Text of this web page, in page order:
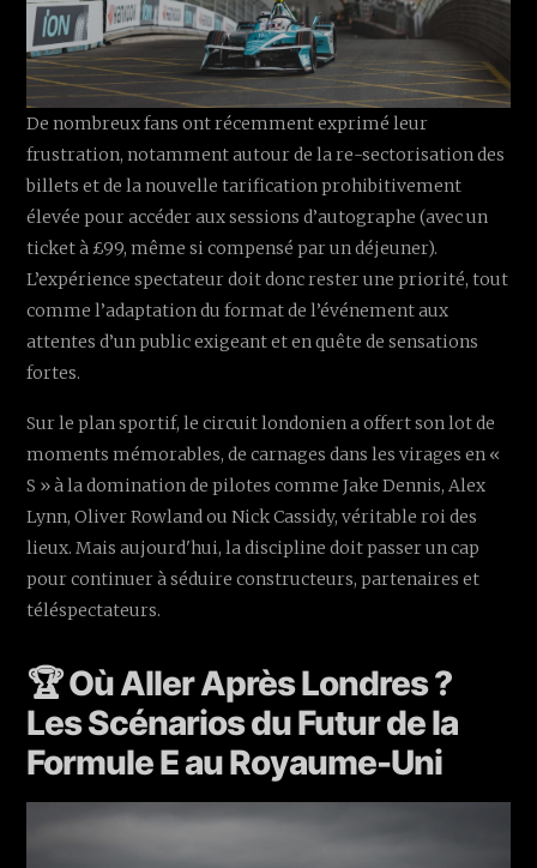
De nombreux fans ont récemment exprimé leur
frustration, notamment autour de la re-sectorisation des
billets et de la nouvelle tarification prohibitivement
élevée pour accéder aux sessions d’autographe (avec un
ticket à £99, même si compensé par un déjeuner).
L’expérience spectateur doit donc rester une priorité, tout
comme l’adaptation du format de l’événement aux
attentes d’un public exigeant et en quête de sensations
fortes.
Sur le plan sportif, le circuit londonien a offert son lot de
moments mémorables, de carnages dans les virages en «
S » à la domination de pilotes comme Jake Dennis, Alex
Lynn, Oliver Rowland ou Nick Cassidy, véritable roi des
lieux. Mais aujourd'hui, la discipline doit passer un cap
pour continuer à séduire constructeurs, partenaires et
téléspectateurs.
🏆 Où Aller Après Londres ?
Les Scénarios du Futur de la
Formule E au Royaume-Uni